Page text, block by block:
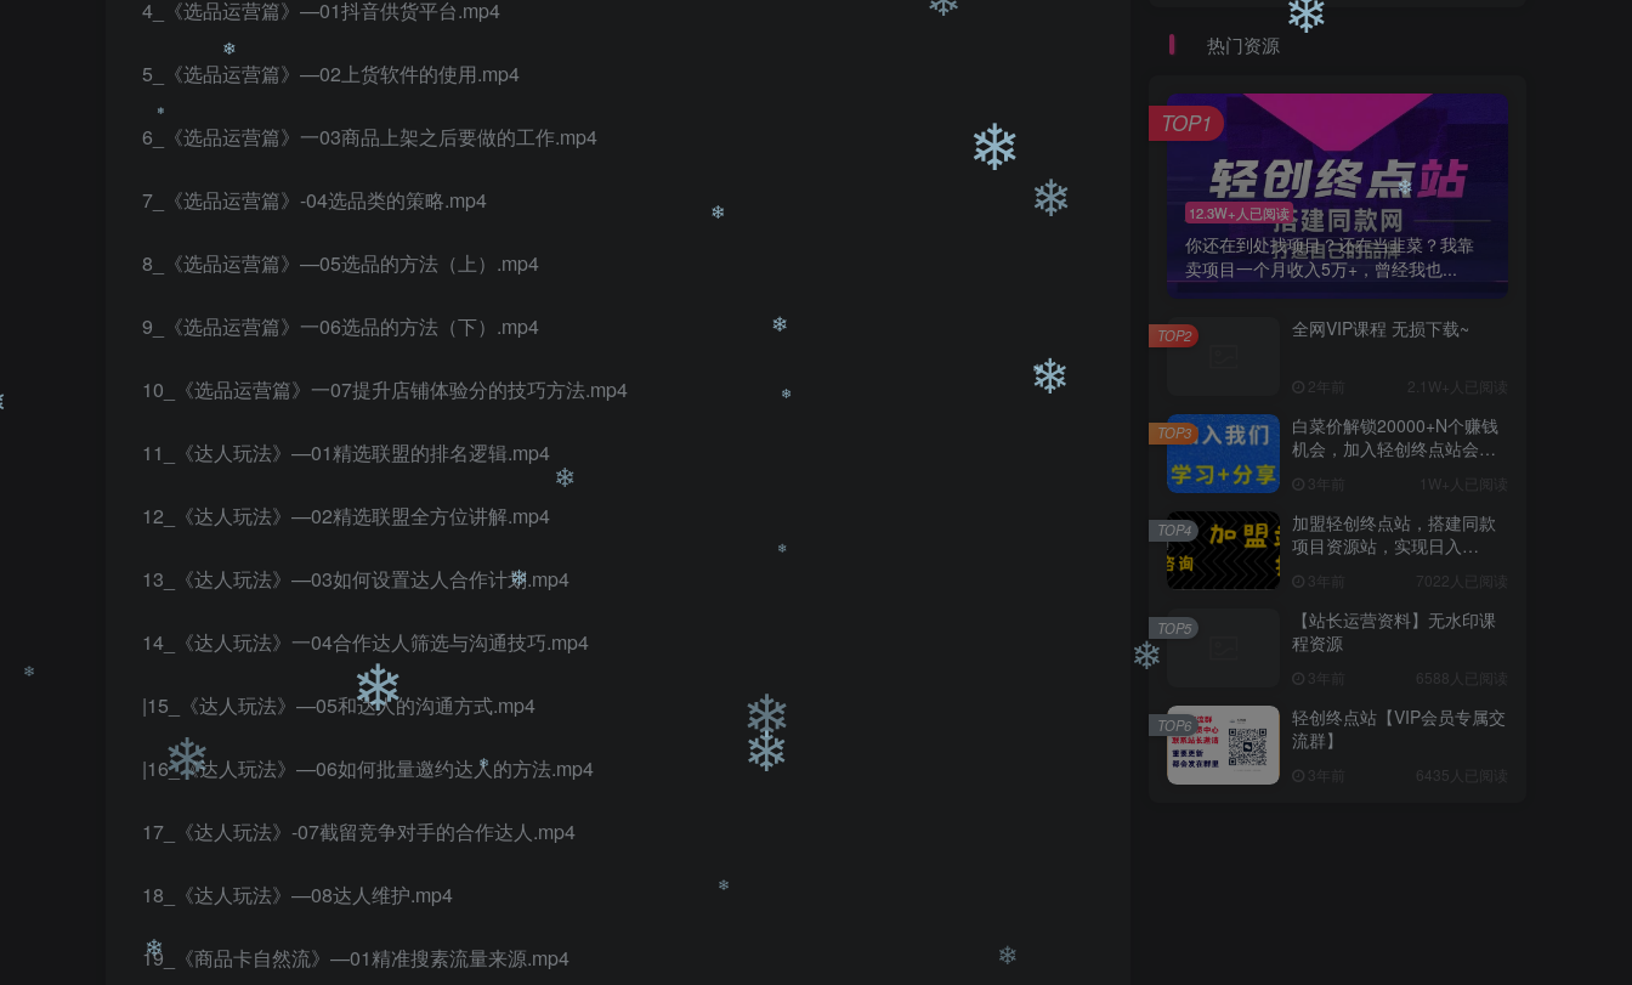
4_《选品运营篇》—01抖音供货平台.mp4
5_《选品运营篇》—02上货软件的使用.mp4
6_《选品运营篇》一03商品上架之后要做的工作.mp4
7_《选品运营篇》-04选品类的策略.mp4
8_《选品运营篇》—05选品的方法（上）.mp4
9_《选品运营篇》一06选品的方法（下）.mp4
10_《选品运营篇》一07提升店铺体验分的技巧方法.mp4
11_《达人玩法》—01精选联盟的排名逻辑.mp4
12_《达人玩法》—02精选联盟全方位讲解.mp4
13_《达人玩法》—03如何设置达人合作计划.mp4
14_《达人玩法》一04合作达人筛选与沟通技巧.mp4
|15_《达人玩法》—05和达人的沟通方式.mp4
|16_《达人玩法》—06如何批量邀约达人的方法.mp4
17_《达人玩法》-07截留竞争对手的合作达人.mp4
18_《达人玩法》—08达人维护.mp4
19_《商品卡自然流》—01精准搜素流量来源.mp4
热门资源
12.3W+人已阅读
你还在到处找项目？还在当韭菜？我靠
卖项目一个月收入5万+，曾经我也...
TOP1
全网VIP课程 无损下载~
2年前 2.1W+人已阅读
TOP2
白菜价解锁20000+N个赚钱
机会，加入轻创终点站会
3年前 1W+人已阅读
TOP3
加盟轻创终点站，搭建同款
项目资源站，实现日入
3年前 7022人已阅读
TOP4
【站长运营资料】无水印课
程资源
3年前 6588人已阅读
TOP5
轻创终点站【VIP会员专属交
流群】
3年前 6435人已阅读
TOP6
❄ ❄
❄ ❄
❄
❄
❄
❄
❄ ❄